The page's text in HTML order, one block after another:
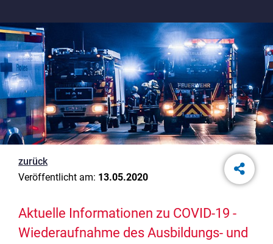
zurück
Veröffentlicht am: 13.05.2020
Aktuelle Informationen zu COVID-19 -
Wiederaufnahme des Ausbildungs- und